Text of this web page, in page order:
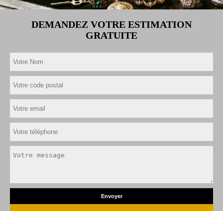
DEMANDEZ VOTRE ESTIMATION
GRATUITE